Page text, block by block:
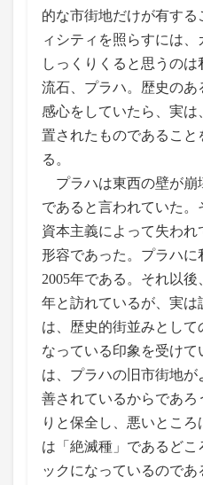
的な市街地だけが有す
ィシティを照らすには
しっくりくると思うのは
流石、プラハ。歴史のあ
感心をしていたら、実
置されたものであること
る。
プラハは東西の壁が崩
であると言われていた
資本主義によって失わ
形容であった。プラハに
2005年である。それ以後
年と訪れているが、実
は、歴史的街並みとし
なっている印象を受けて
は、プラハの旧市街地
善されているからであ
りと保全し、悪いとこ
は「絶滅種」であるどこ
ックになっているのであ